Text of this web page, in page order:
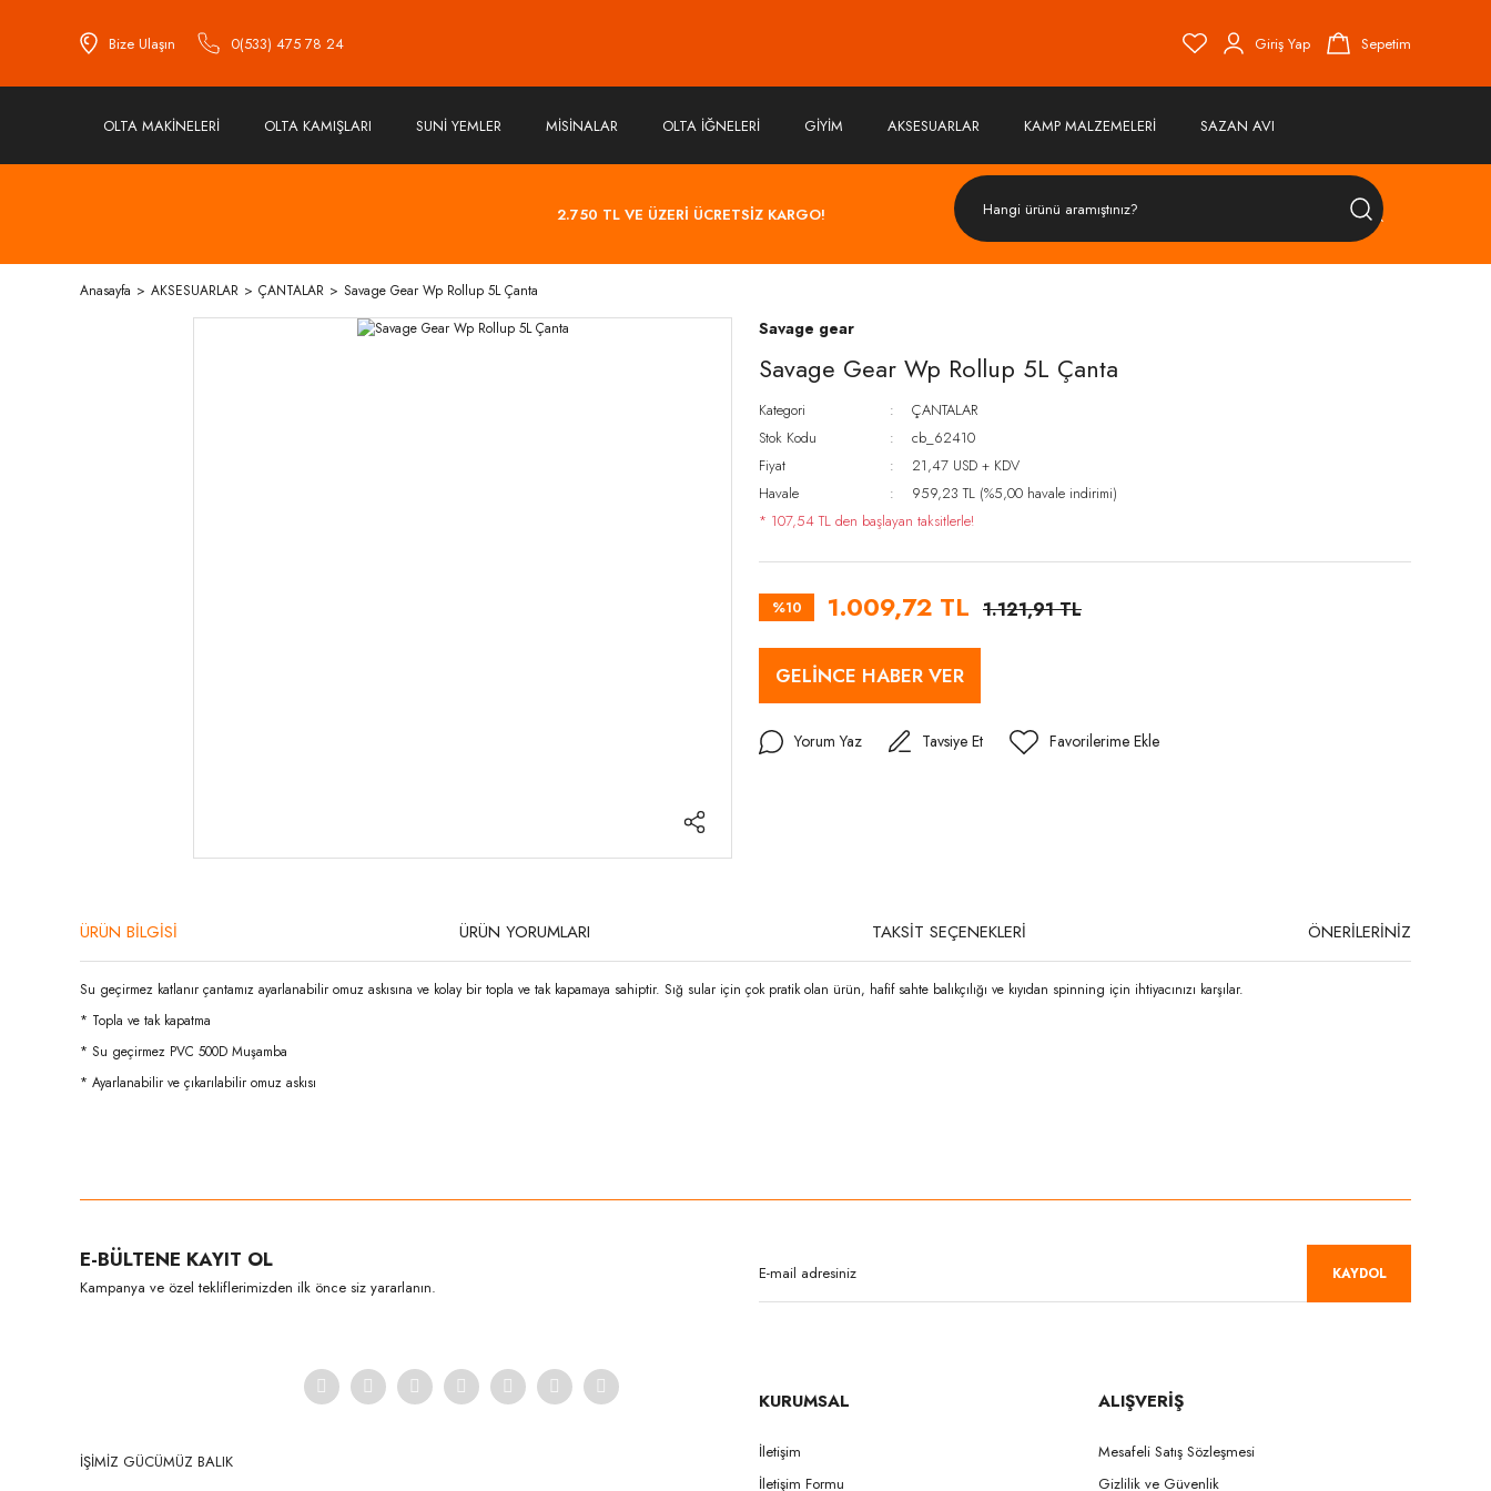
Bize Ulaşın 0(533) 475 78 24 Giriş Yap Sepetim
OLTA MAKİNELERİ OLTA KAMIŞLARI SUNİ YEMLER MİSİNALAR OLTA İĞNELERİ GİYİM AKSESUARLAR KAMP MALZEMELERİ SAZAN AVI
2.750 TL VE ÜZERİ ÜCRETSİZ KARGO!
ÜRÜN
Anasayfa AKSESUARLAR ÇANTALAR Savage Gear Wp Rollup 5L Çanta
Savage gear
Savage Gear Wp Rollup 5L Çanta
Kategori
ÇANTALAR
Stok Kodu
cb_62410
Fiyat
21,47 USD + KDV
Havale
959,23 TL (%5,00 havale indirimi)
* 107,54 TL den başlayan taksitlerle!
%10 1.009,72 TL 1.121,91 TL
GELİNCE HABER VER
Yorum Yaz Tavsiye Et
ÜRÜN BİLGİSİ ÜRÜN YORUMLARI TAKSİT SEÇENEKLERİ ÖNERİLERİNİZ
Su geçirmez katlanır çantamız ayarlanabilir omuz askısına ve kolay bir topla ve tak kapamaya sahiptir. Sığ sular için çok pratik olan ürün, hafif sahte balıkçılığı ve kıyıdan spinning için ihtiyacınızı karşılar.
* Topla ve tak kapatma
* Su geçirmez PVC 500D Muşamba
* Ayarlanabilir ve çıkarılabilir omuz askısı
Ürün açıklamasında eksik bilgiler bulunuyor.
Ürün bilgilerinde hatalar bulunuyor.
E-BÜLTENE KAYIT OL
Kampanya ve özel tekliflerimizden ilk önce siz yararlanın.
KAYDOL
İŞİMİZ GÜCÜMÜZ BALIK
KURUMSAL
İletişim
İletişim Formu
ALIŞVERİŞ
Mesafeli Satış Sözleşmesi
Gizlilik ve Güvenlik